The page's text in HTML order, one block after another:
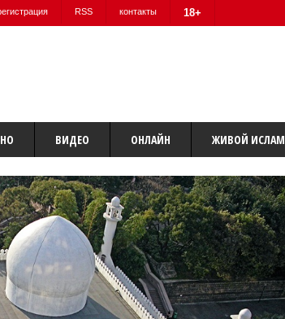
RSS контакты 18+
ВИДЕО ОНЛАЙН ЖИВОЙ ИСЛАМ